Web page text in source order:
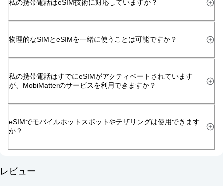
私の携帯電話はeSIM技術に対応していますか？
物理的なSIMとeSIMを一緒に使うことは可能ですか？
私の携帯電話はすでにeSIMがアクティベートされています
が、MobiMatterのサービスを利用できますか？
eSIMでモバイルホットスポットやテザリングは使用できます
か？
レビュー